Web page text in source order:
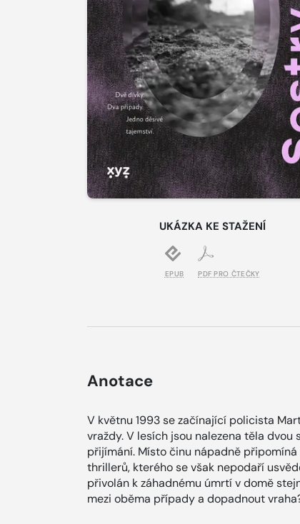
UKÁZKA KE STAŽENÍ
EPUB PDF PRO ČTEČKY
Anotace
V květnu 1993 se začínající policista
vraždy. V lesích jsou nalezena těla
přijímání. Místo činu nápadně připomíná
thrillerů, kterého se však nepodaří
přivolán k záhadnému úmrtí v domě
mezi oběma případy a dopadnout